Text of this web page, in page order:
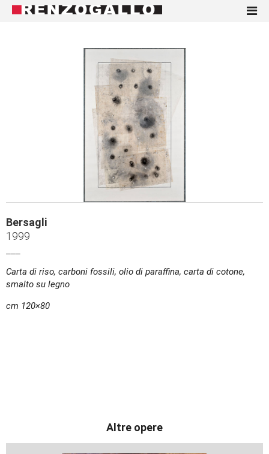
Bersagli
1999
Carta di riso, carboni fossili, olio di paraffina, carta di cotone,
smalto su legno
cm 120×80
Altre opere